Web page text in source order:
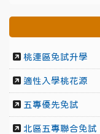
桃連區免試升學
適性入學桃花源
五專優先免試
北區五專聯合免試